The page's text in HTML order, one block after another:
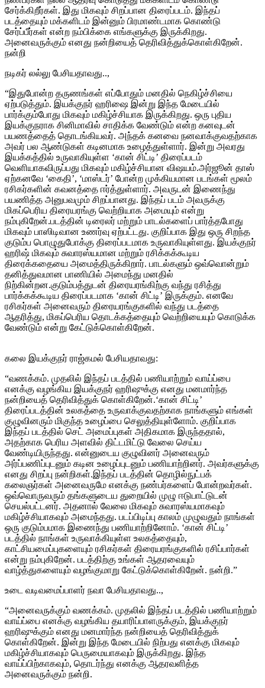
சேர்க்கிறீர்கள். இது மிகவும் சிறப்பான திரைப்படம். இந்தப்
படத்தையும் மக்களிடம் இன்னும் பிரமாண்டமாக கொண்டு
சேர்ப்பீர்கள் என்ற நம்பிக்கை எங்களுக்கு இருக்கிறது.
அனைவருக்கும் எனது நன்றியைத் தெரிவித்துக்கொள்கிறேன்.
நன்றி
நடிகர் லல்லு பேசியதாவது..,
“இதுபோன்ற தருணங்கள் எப்போதும் மனதில் நெகிழ்ச்சியை
ஏற்படுத்தும். இயக்குநர் ஹரிஷை இன்று இந்த மேடையில்
பார்க்கும்போது மிகவும் மகிழ்ச்சியாக இருக்கிறது. ஒரு புதிய
இயக்குநராக சினிமாவில் சாதிக்க வேண்டும் என்ற கனவுடன்
பயணத்தைத் தொடங்கியவர். அந்தக் கனவை நனவாக்குவதற்காக
அவர் பல ஆண்டுகள் கடினமாக உழைத்துள்ளார். இன்று அவரது
இயக்கத்தில் உருவாகியுள்ள ‘கான் சிட்டி’ திரைப்படம்
வெளியாகவிருப்பது மிகவும் மகிழ்ச்சியான விஷயம்.அர்ஜூன் தாஸ்
ஏற்கனவே ‘கைதி’, ‘மாஸ்டர்’ போன்ற முக்கியமான படங்கள் மூலம்
ரசிகர்களின் கவனத்தை ஈர்த்துள்ளார். அவருடன் இணைந்து
பயணித்த அனுபவமும் சிறப்பானது. இந்தப் படம் அவருக்கு
மிகப்பெரிய திரையரங்கு வெற்றியாக அமையும் என்று
நம்புகிறேன்.படத்தின் டிரைலர் மற்றும் பாடல்களைப் பார்த்தபோது
மிகவும் பாஸிடிவான உணர்வு ஏற்பட்டது. குறிப்பாக இது ஒரு சிறந்த
குடும்ப பொழுதுபோக்கு திரைப்படமாக உருவாகியுள்ளது. இயக்குநர்
ஹரிஷ் மிகவும் சுவாரஸ்யமான மற்றும் ரசிக்கக்கூடிய
திரைக்கதையை அமைத்திருக்கிறார். பாடல்களும் ஒவ்வொன்றும்
தனித்துவமான பாணியில் அமைந்து மனதில்
நிற்கின்றன.குடும்பத்துடன் திரையரங்கிற்கு வந்து ரசித்து
பார்க்கக்கூடிய திரைப்படமாக ‘கான் சிட்டி’ இருக்கும். எனவே
ரசிகர்கள் அனைவரும் திரையரங்குகளில் வந்து படத்தை
ஆதரித்து, மிகப்பெரிய தொடக்கத்தையும் வெற்றியையும் கொடுக்க
வேண்டும் என்று கேட்டுக்கொள்கிறேன்.
கலை இயக்குநர் ராஜ்கமல் பேசியதாவது:
“வணக்கம். முதலில் இந்தப் படத்தில் பணியாற்றும் வாய்ப்பை
எனக்கு வழங்கிய இயக்குநர் ஹரிஷுக்கு எனது மனமார்ந்த
நன்றியைத் தெரிவித்துக் கொள்கிறேன்.‘கான் சிட்டி’
திரைப்படத்தின் உலகத்தை உருவாக்குவதற்காக நாங்களும் எங்கள்
குழுவினரும் மிகுந்த உழைப்பை செலுத்தியுள்ளோம். குறிப்பாக
இந்தப் படத்தில் செட் அமைப்புகள் அதிகமாக இருந்ததால்,
அதற்காக பெரிய அளவில் திட்டமிட்டு வேலை செய்ய
வேண்டியிருந்தது. என்னுடைய குழுவினர் அனைவரும்
அர்ப்பணிப்புடனும் கடின உழைப்புடனும் பணியாற்றினர். அவர்களுக்கு
எனது சிறப்பு நன்றிகள்.இந்தப் படத்தின் தொழில்நுட்பக்
கலைஞர்கள் அனைவருமே எனக்கு நண்பர்களைப் போன்றவர்கள்.
ஒவ்வொருவரும் தங்களுடைய துறையில் முழு ஈடுபாட்டுடன்
செயல்பட்டனர். அதனால் வேலை மிகவும் சுவாரஸ்யமாகவும்
மகிழ்ச்சியாகவும் அமைந்தது. படப்பிடிப்பு காலம் முழுவதும் நாங்கள்
ஒரு குடும்பமாக இணைந்து பணியாற்றினோம். ‘கான் சிட்டி’
படத்தில் நாங்கள் உருவாக்கியுள்ள உலகத்தையும்,
காட்சியமைப்புகளையும் ரசிகர்கள் திரையரங்குகளில் ரசிப்பார்கள்
என்று நம்புகிறேன். படத்திற்கு உங்கள் ஆதரவையும்
வாழ்த்துகளையும் வழங்குமாறு கேட்டுக்கொள்கிறேன். நன்றி.”
உடை வடிவமைப்பாளர் நவா பேசியதாவது..,
“அனைவருக்கும் வணக்கம். முதலில் இந்தப் படத்தில் பணியாற்றும்
வாய்ப்பை எனக்கு வழங்கிய தயாரிப்பாளருக்கும், இயக்குநர்
ஹரிஷுக்கும் எனது மனமார்ந்த நன்றியைத் தெரிவித்துக்
கொள்கிறேன். இன்று இந்த மேடையில் நிற்பது எனக்கு மிகவும்
மகிழ்ச்சியாகவும் பெருமையாகவும் இருக்கிறது. இந்த
வாய்ப்பிற்காகவும், தொடர்ந்து எனக்கு ஆதரவளித்த
அனைவருக்கும் நன்றி.